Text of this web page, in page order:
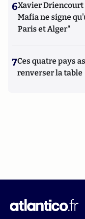
6Xavier Driencourt
Mafia ne signe
Paris et Alger"
7Ces quatre pays
renverser la table